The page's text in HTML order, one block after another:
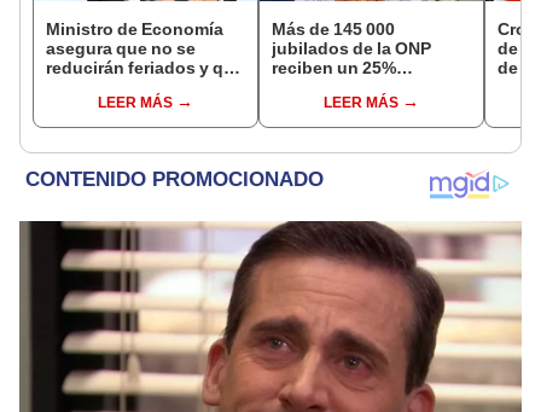
Ministro de Economía
asegura que no se
reducirán feriados y que
aumentará en dos
etapas
LEER MÁS
Más de 145 000
jubilados de la ONP
reciben un 25%
en agostoLEER MÁS
de
de